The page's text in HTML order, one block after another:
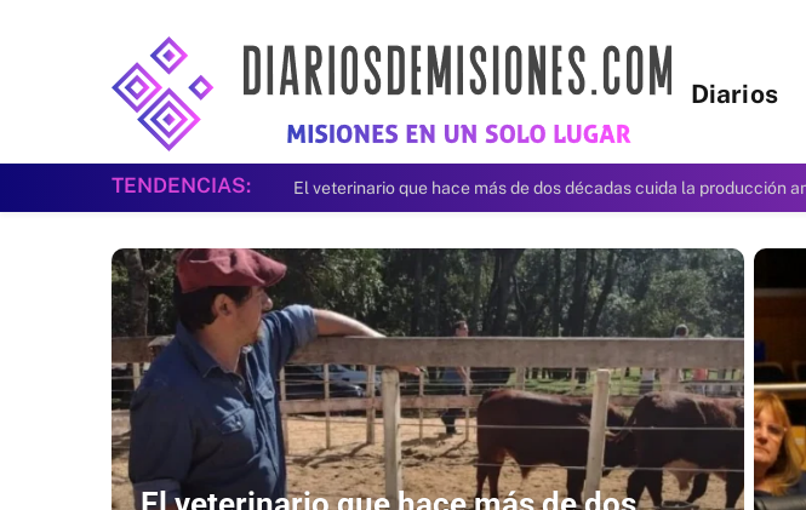
Diarios
TENDENCIAS: